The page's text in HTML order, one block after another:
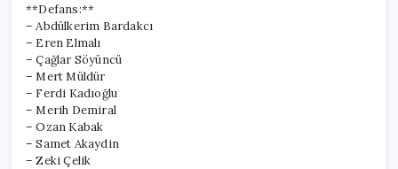
**Defans:**
– Abdülkerim Bardakcı
– Eren Elmalı
– Çağlar Söyüncü
– Mert Müldür
– Ferdi Kadıoğlu
– Merih Demiral
– Ozan Kabak
– Samet Akaydin
– Zeki Çelik